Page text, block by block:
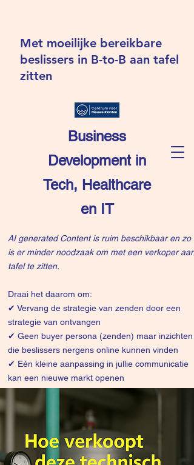
Business
Development in
Tech, Healthcare
en IT
Met moeilijke bereikbare
beslissers in B-to-B aan tafel
zitten
AI generated Content is ruim beschikbaar en zo
is er minder noodzaak om met een verkoper aan
tafel te zitten.
Draai het daarom om:
✔ Vervang de strategie van zenden door een
strategie van ontvangen
✔ Geen buyer persona (zenden) maar inzichten
die beslissers nergens online kunnen vinden
✔ Eén kleine aanpassing in jullie communicatie
kan een nieuwe markt openen